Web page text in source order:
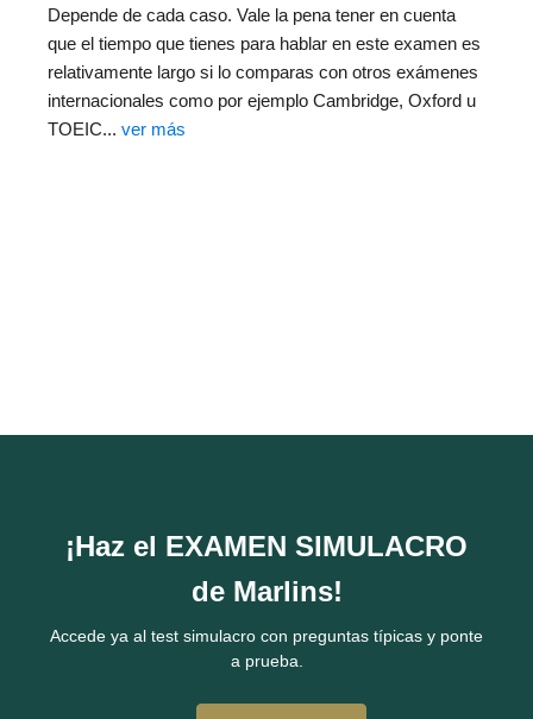
Depende de cada caso. Vale la pena tener en cuenta
que el tiempo que tienes para hablar en este examen es
relativamente largo si lo comparas con otros exámenes
internacionales como por ejemplo Cambridge, Oxford u
TOEIC... ver más
¡Haz el EXAMEN SIMULACRO
de Marlins!
Accede ya al test simulacro con preguntas típicas y ponte
a prueba.